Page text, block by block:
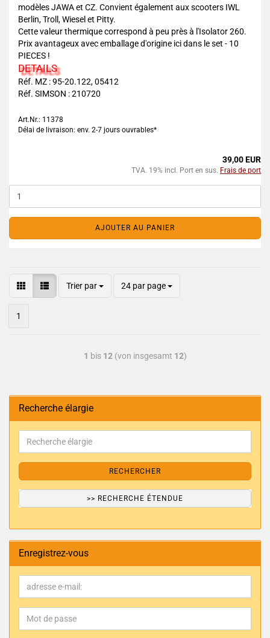
modèles JAWA et CZ. Convient également aux scooters IWL
Berlin, Troll, Wiesel et Pitty.
Cette valeur thermique correspond à peu près à l'Isolator 260.
Prix avantageux avec emballage d'origine ici dans le set - 10
PIECES !
DETAILS
Réf. MZ : 95-20.122, 05412
Réf. SIMSON : 210720
Art.Nr.: 11378
Délai de livraison: env. 2-7 jours ouvrables*
39,00 EUR
TVA. 19% incl. Port en sus. Frais de port
AJOUTER AU PANIER
Trier par 24 par page
1
1 bis 12(von insgesamt 12)
Recherche élargie
RECHERCHER
>> RECHERCHE ÉTENDUE
Enregistrez-vous